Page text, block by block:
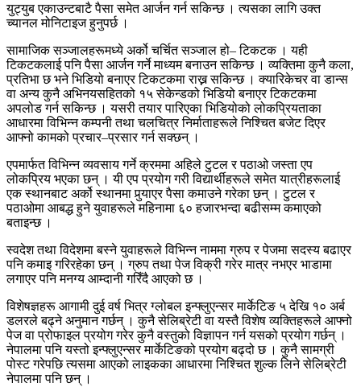
युट्युब एकाउन्टबाटै पैसा समेत आर्जन गर्न सकिन्छ । त्यसका लागि उक्त
च्यानल मोनिटाइज हुनुपर्छ ।
सामाजिक सञ्जालहरूमध्ये अर्को चर्चित सञ्जाल हो– टिकटक । यही
टिकटकलाई पनि पैसा आर्जन गर्ने माध्यम बनाउन सकिन्छ । व्यक्तिमा कुनै कला,
प्रतिभा छ भने भिडियो बनाएर टिकटकमा राख्न सकिन्छ । क्यारिकेचर वा डान्स
वा अन्य कुनै अभिनयसहितको १५ सेकेन्डको भिडियो बनाएर टिकटकमा
अपलोड गर्न सकिन्छ । यसरी तयार पारिएका भिडियोको लोकप्रियताका
आधारमा विभिन्न कम्पनी तथा चलचित्र निर्माताहरूले निश्चित बजेट दिएर
आफ्नो कामको प्रचार–प्रसार गर्न सक्छन् ।
एपमार्फत विभिन्न व्यवसाय गर्ने क्रममा अहिले टुटल र पठाओ जस्ता एप
लोकप्रिय भएका छन् । यी एप प्रयोग गरी विद्यार्थीहरूले समेत यात्रीहरूलाई
एक स्थानबाट अर्को स्थानमा पुर्‍याएर पैसा कमाउने गरेका छन् । टुटल र
पठाओमा आबद्ध हुने युवाहरूले महिनामा ६० हजारभन्दा बढीसम्म कमाएको
बताइन्छ ।
स्वदेश तथा विदेशमा बस्ने युवाहरूले विभिन्न नाममा ग्रुप र पेजमा सदस्य बढाएर
पनि कमाइ गरिरहेका छन् । ग्रुप तथा पेज विक्री गरेर मात्र नभएर भाडामा
लगाएर पनि मनग्य आम्दानी गरिँदै आएको छ ।
विशेषज्ञहरू आगामी दुई वर्ष भित्र ग्लोबल इन्फ्लुएन्सर मार्केटिङ ५ देखि १० अर्ब
डलरले बढ्ने अनुमान गर्छन् । कुनै सेलिब्रेटी वा यस्तै विशेष व्यक्तिहरूले आफ्नो
पेज वा प्रोफाइल प्रयोग गरेर कुनै वस्तुको विज्ञापन गर्न यसको प्रयोग गर्छन् ।
नेपालमा पनि यस्तो इन्फ्लुएन्सर मार्केटिङको प्रयोग बढ्दो छ । कुनै सामग्री
पोस्ट गरेपछि त्यसमा आएको लाइकका आधारमा निश्चित शुल्क लिने सेलिब्रेटी
नेपालमा पनि छन् ।